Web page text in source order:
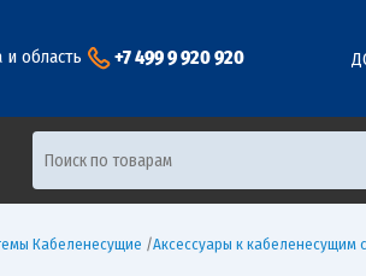
область +7 499 9 920 920
Кабеленесущие /Аксессуары к кабеленесущим